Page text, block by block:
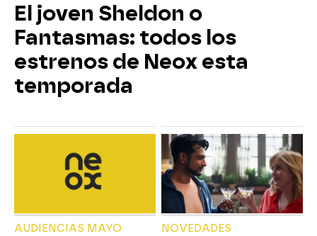
El joven Sheldon o
Fantasmas: todos los
estrenos de Neox esta
temporada
AUDIENCIAS MAYO NOVEDADES